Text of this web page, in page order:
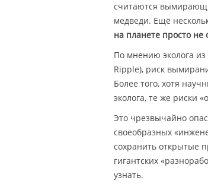
считаются
медведи. Ещё
на планете просто не
По мнению эколога
Ripple), риск
Более того, хотя
эколога, те же риски
Это чрезвычайно
своеобразных
сохранить открытые
гигантских
узнать.